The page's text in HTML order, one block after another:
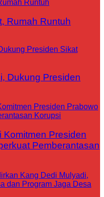
Rumah Runtuh
Dukung Presiden
Komitmen Presiden
Pemberantasan